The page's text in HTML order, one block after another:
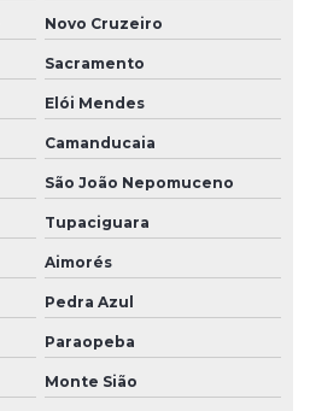
Novo Cruzeiro
Sacramento
Elói Mendes
Camanducaia
São João Nepomuceno
Tupaciguara
Aimorés
Pedra Azul
Paraopeba
Monte Sião